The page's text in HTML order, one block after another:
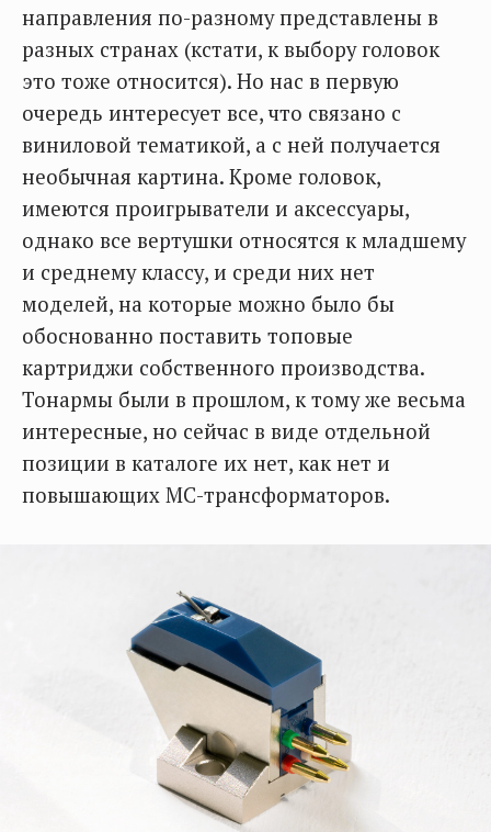
направления по-разному представлены в
разных странах (кстати, к выбору головок
это тоже относится). Но нас в первую
очередь интересует все, что связано с
виниловой тематикой, а с ней получается
необычная картина. Кроме головок,
имеются проигрыватели и аксессуары,
однако все вертушки относятся к младшему
и среднему классу, и среди них нет
моделей, на которые можно было бы
обоснованно поставить топовые
картриджи собственного производства.
Тонармы были в прошлом, к тому же весьма
интересные, но сейчас в виде отдельной
позиции в каталоге их нет, как нет и
повышающих MC-трансформаторов.